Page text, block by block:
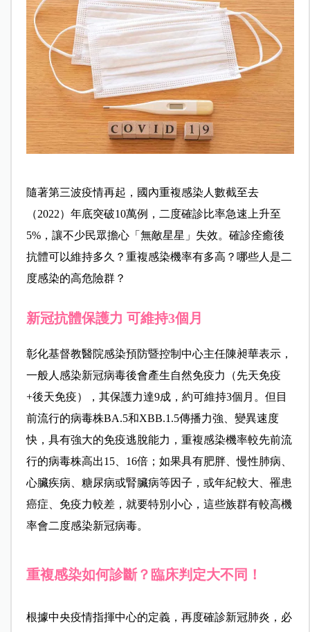
隨著第三波疫情再起，國內重複感染人數截至去
（2022）年底突破10萬例，二度確診比率急速上升至
5%，讓不少民眾擔心「無敵星星」失效。確診痊癒後
抗體可以維持多久？重複感染機率有多高？哪些人是二
度感染的高危險群？
新冠抗體保護力 可維持3個月
彰化基督教醫院感染預防暨控制中心主任陳昶華表示，
一般人感染新冠病毒後會產生自然免疫力（先天免疫
+後天免疫），其保護力達9成，約可維持3個月。但目
前流行的病毒株BA.5和XBB.1.5傳播力強、變異速度
快，具有強大的免疫逃脫能力，重複感染機率較先前流
行的病毒株高出15、16倍；如果具有肥胖、慢性肺病、
心臟疾病、糖尿病或腎臟病等因子，或年紀較大、罹患
癌症、免疫力較差，就要特別小心，這些族群有較高機
率會二度感染新冠病毒。
重複感染如何診斷？臨床判定大不同！
根據中央疫情指揮中心的定義，再度確診新冠肺炎，必